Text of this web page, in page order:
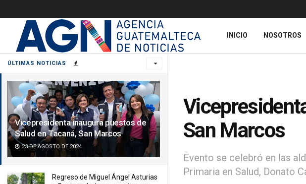
ÚLTIMAS NOTICIAS
Vicepresidenta inaugura puestos de
Salud en Tacaná, San Marcos
23 DE AGOSTO DE 2024
Regreso de Miguel Ángel Asturias
INICIO NOSOTROS
San Marcos
Evento se celebró en las
Primaria en Salud, Donato